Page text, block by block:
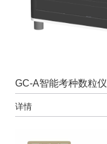
GC-A智能考种数粒仪
详情